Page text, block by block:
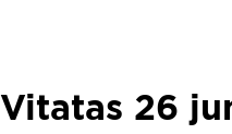
Vitatas 26
Vitatas 26